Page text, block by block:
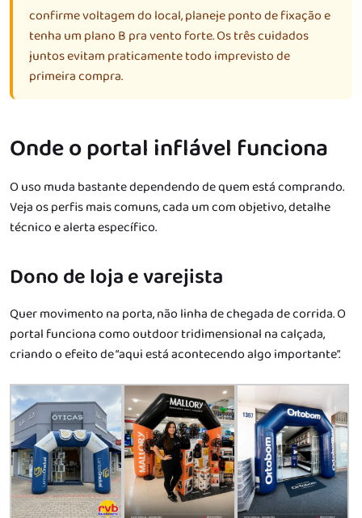
confirme voltagem do local, planeje ponto de fixação e
tenha um plano B pra vento forte. Os três cuidados
juntos evitam praticamente todo imprevisto de
primeira compra.
Onde o portal inflável funciona
O uso muda bastante dependendo de quem está comprando.
Veja os perfis mais comuns, cada um com objetivo, detalhe
técnico e alerta específico.
Dono de loja e varejista
Quer movimento na porta, não linha de chegada de corrida. O
portal funciona como outdoor tridimensional na calçada,
criando o efeito de “aqui está acontecendo algo importante”.